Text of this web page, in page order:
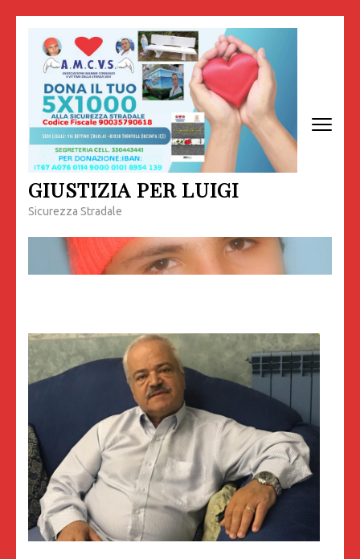
contenuto
(premi
invio)
GIUSTIZIA PER LUIGI
Sicurezza Stradale